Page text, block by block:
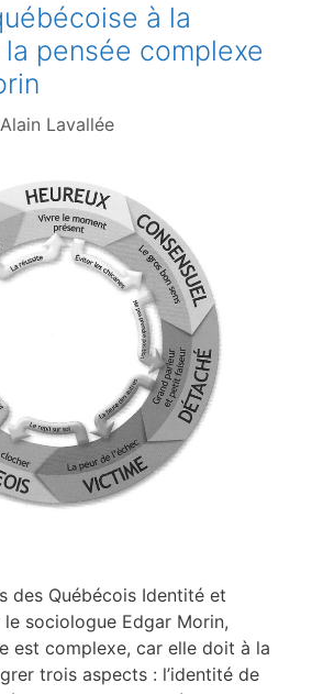
à la
pensée complexe
Alain Lavallée
des Québécois Identité et
sociologue Edgar Morin,
est complexe, car elle doit à la
trois aspects : l’identité de